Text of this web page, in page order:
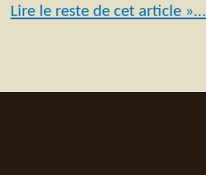
Lire le reste de cet article »…